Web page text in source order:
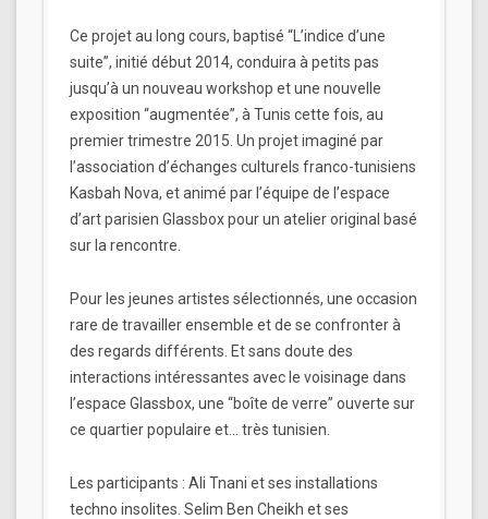
Ce projet au long cours, baptisé “L’indice d’une
suite”, initié début 2014, conduira à petits pas
jusqu’à un nouveau workshop et une nouvelle
exposition “augmentée”, à Tunis cette fois, au
premier trimestre 2015. Un projet imaginé par
l’association d’échanges culturels franco-tunisiens
Kasbah Nova, et animé par l’équipe de l’espace
d’art parisien Glassbox pour un atelier original basé
sur la rencontre.
Pour les jeunes artistes sélectionnés, une occasion
rare de travailler ensemble et de se confronter à
des regards différents. Et sans doute des
interactions intéressantes avec le voisinage dans
l’espace Glassbox, une “boîte de verre” ouverte sur
ce quartier populaire et… très tunisien.
Les participants : Ali Tnani et ses installations
techno insolites. Selim Ben Cheikh et ses